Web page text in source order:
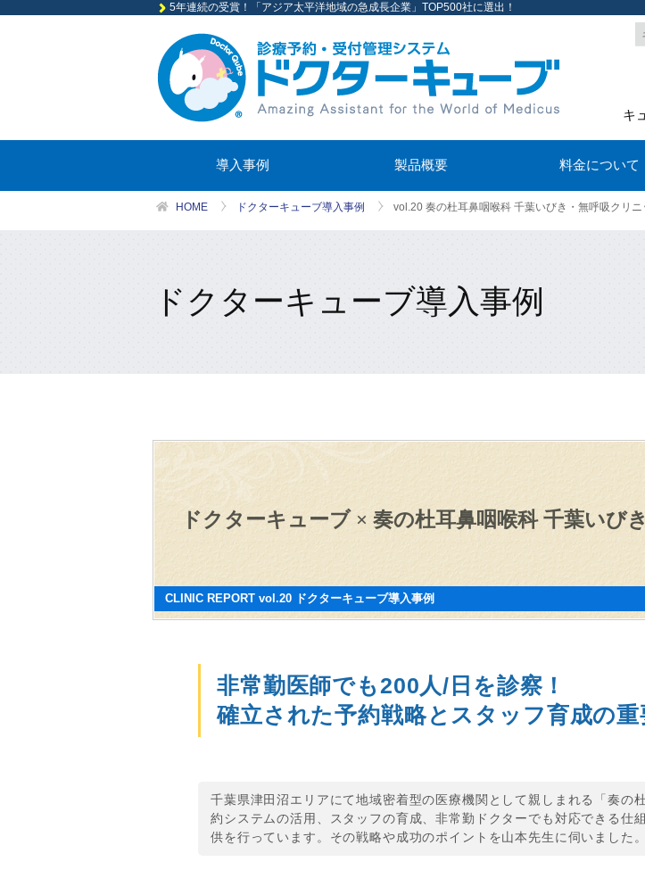
5年連続の受賞！「アジア太平洋地域の急成長企業」TOP500社に選出！
キ
導入事例 製品概要 料金について
HOME ドクターキューブ導入事例 vol.20 奏の杜耳鼻咽喉科 千葉いびき・無呼吸クリニ
ドクターキューブ導入事例
ドクターキューブ×奏の杜耳鼻咽喉科 千葉いび
CLINIC REPORT vol.20 ドクターキューブ導入事例
非常勤医師でも200人/日を診察！
確立された予約戦略とスタッフ育成の重
千葉県津田沼エリアにて地域密着型の医療機関として親しまれる「奏の
約システムの活用、スタッフの育成、非常勤ドクターでも対応できる仕
供を行っています。その戦略や成功のポイントを山本先生に伺いました。